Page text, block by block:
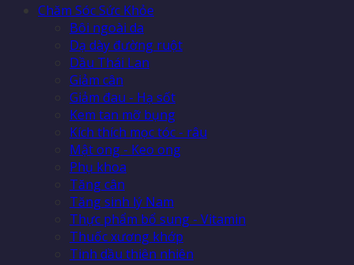
Chăm Sóc Sức Khỏe
Bôi ngoài da
Dạ dày đường ruột
Dầu Thái Lan
Giảm cân
Giảm đau - Hạ sốt
Kem tan mỡ bụng
Kích thích mọc tóc - râu
Mật ong - Keo ong
Phụ khoa
Tăng cân
Tăng sinh lý Nam
Thực phẩm bổ sung - Vitamin
Thuốc xương khớp
Tinh dầu thiên nhiên